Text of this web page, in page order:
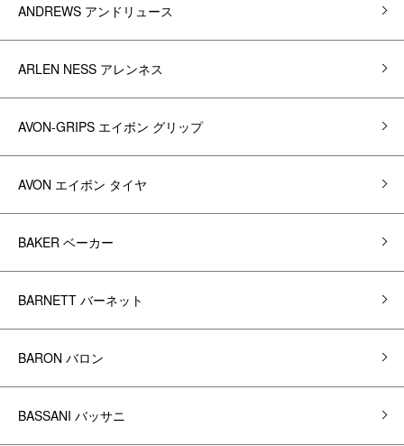
ANDREWS アンドリュース
ARLEN NESS アレンネス
AVON-GRIPS エイボン グリップ
AVON エイボン タイヤ
BAKER ベーカー
BARNETT バーネット
BARON バロン
BASSANI バッサニ